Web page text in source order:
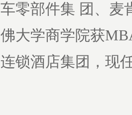
车零部件集 团、麦
佛大学商学院获
连锁酒店集团，现